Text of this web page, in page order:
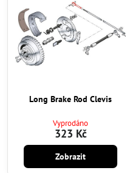
Long Brake Rod Clevis
Vyprodáno
323 Kč
Zobrazit